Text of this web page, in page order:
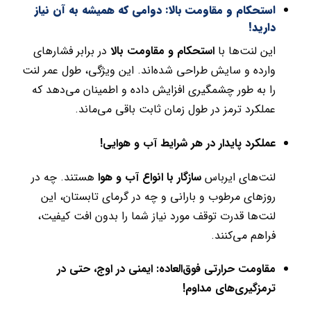
استحکام و مقاومت بالا: دوامی که همیشه به آن نیاز
دارید!
این لنت‌ها با استحکام و مقاومت بالادر برابر فشارهای
وارده و سایش طراحی شده‌اند. این ویژگی، طول عمر لنت
را به طور چشمگیری افزایش داده و اطمینان می‌دهد که
عملکرد ترمز در طول زمان ثابت باقی می‌ماند.
عملکرد پایدار در هر شرایط آب و هوایی!
لنت‌های ایرباسسازگار با انواع آب و هواهستند. چه در
روزهای مرطوب و بارانی و چه در گرمای تابستان، این
لنت‌ها قدرت توقف مورد نیاز شما را بدون افت کیفیت،
فراهم می‌کنند.
مقاومت حرارتی فوق‌العاده: ایمنی در اوج، حتی در
ترمزگیری‌های مداوم!